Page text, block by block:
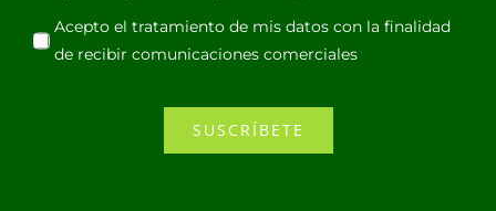
Acepto el tratamiento de mis datos con la finalidad
de recibir comunicaciones comerciales
SUSCRÍBETE